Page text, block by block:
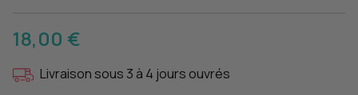
18,00 €
Livraison sous 3 à 4 jours ouvrés